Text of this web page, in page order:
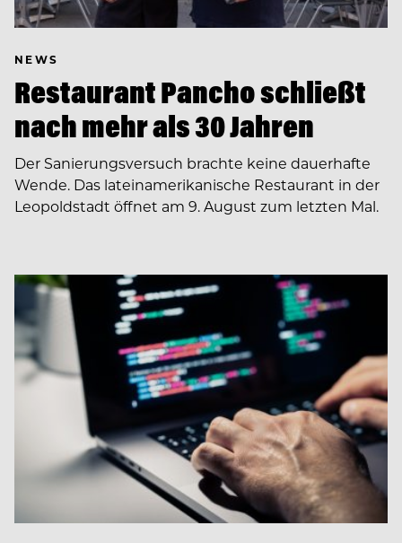
NEWS
Restaurant Pancho schließt
nach mehr als 30 Jahren
Der Sanierungsversuch brachte keine dauerhafte
Wende. Das lateinamerikanische Restaurant in der
Leopoldstadt öffnet am 9. August zum letzten Mal.